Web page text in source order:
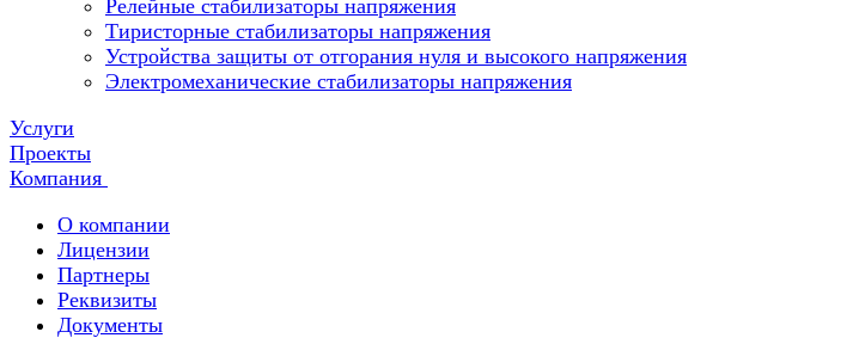
Релейные стабилизаторы напряжения
Тиристорные стабилизаторы напряжения
Устройства защиты от отгорания нуля и высокого напряжения
Электромеханические стабилизаторы напряжения
Услуги
Проекты
Компания
О компании
Лицензии
Партнеры
Реквизиты
Документы